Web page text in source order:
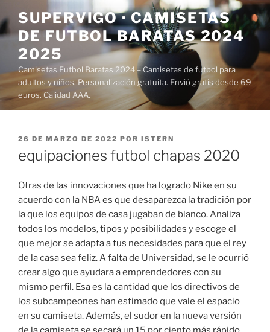
al
contenido
SUPERVIGO · CAMISETAS
DE FUTBOL BARATAS 2024
2025
Camisetas Futbol Baratas 2024 – Camisetas de futbol para
adultos y niños. Personalización gratuita. Envió gratis desde 69
euros. Calidad AAA.
PUBLICADO
26 DE MARZO DE 2022 POR ISTERN
equipaciones futbol chapas 2020
Otras de las innovaciones que ha logrado Nike en su
acuerdo con la NBA es que desaparezca la tradición por
la que los equipos de casa jugaban de blanco. Analiza
todos los modelos, tipos y posibilidades y escoge el
que mejor se adapta a tus necesidades para que el rey
de la casa sea feliz. A falta de Universidad, se le ocurrió
crear algo que ayudara a emprendedores con su
mismo perfil. Esa es la cantidad que los directivos de
los subcampeones han estimado que vale el espacio
en su camiseta. Además, el sudor en la nueva versión